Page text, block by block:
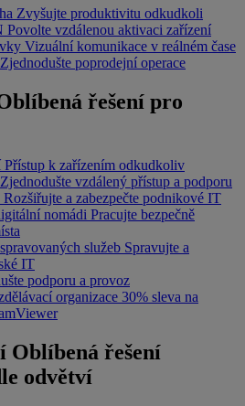
Zvyšujte produktivitu odkudkoli
Povolte vzdálenou aktivaci zařízení
Vizuální komunikace v reálném čase
Zjednodušte poprodejní operace
řešení pro
Přístup k zařízením odkudkoliv
Zjednodušte vzdálený přístup a podporu
Rozšiřujte a zabezpečte podnikové IT
nomádi Pracujte bezpečně
služeb Spravujte a
IT
podporu a provoz
organizace 30% sleva na
Oblíbená řešení
odvětví